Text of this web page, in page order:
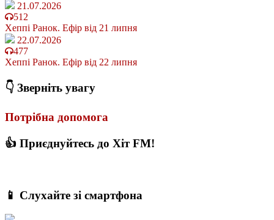
21.07.2026
512
Хеппі Ранок. Ефір від 21 липня
22.07.2026
477
Хеппі Ранок. Ефір від 22 липня
👇 Зверніть увагу
Потрібна допомога
👍 Приєднуйтесь до Хіт FM!
📱 Слухайте зі смартфона